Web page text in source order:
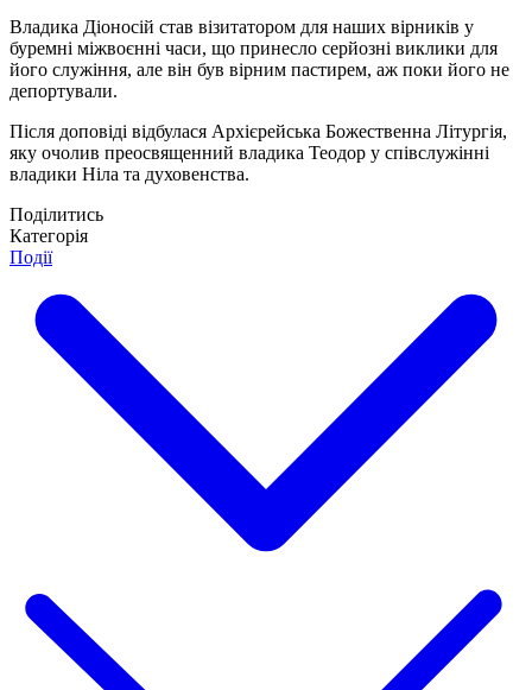
Владика Діоносій став візитатором для наших вірників у
буремні міжвоєнні часи, що принесло серйозні виклики для
його служіння, але він був вірним пастирем, аж поки його не
депортували.
Після доповіді відбулася Архієрейська Божественна Літургія,
яку очолив преосвященний владика Теодор у співслужінні
владики Ніла та духовенства.
Поділитись
Категорія
Події